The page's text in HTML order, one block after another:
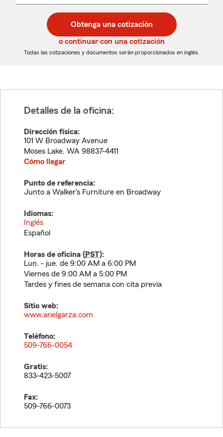
desplegable
de
5
dígitos
de
5
dígitos
Obtenga una cotización
o continuar con una cotización
Todas las cotizaciones y documentos serán proporcionados en inglés.
Detalles de la oficina:
Dirección física:
101 W Broadway Avenue
Moses Lake, WA 98837-4411
Cómo llegar
Punto de referencia:
Junto a Walker's Furniture en Broadway
Idiomas:
Inglés
Español
Horas de oficina (PST):
Lun. - jue. de 9:00 AM a 6:00 PM
Viernes de 9:00 AM a 5:00 PM
Tardes y fines de semana con cita previa
Sitio web:
www.arielgarza.com
Teléfono:
509-766-0054
Gratis:
833-423-5007
Fax:
509-766-0073